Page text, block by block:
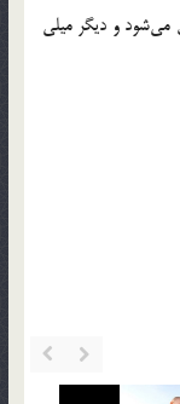
می‌شود و دیگر میلی